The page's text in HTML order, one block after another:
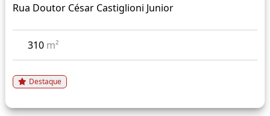
Rua Doutor César Castiglioni Junior
310 m²
Destaque